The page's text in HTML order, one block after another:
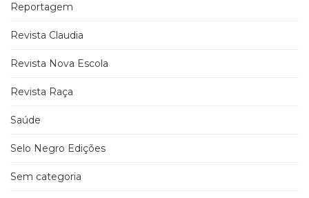
Reportagem
Revista Claudia
Revista Nova Escola
Revista Raça
Saúde
Selo Negro Edições
Sem categoria